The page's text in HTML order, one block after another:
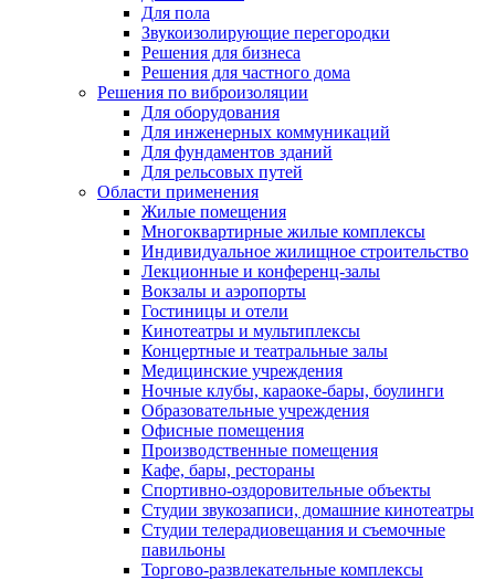
Для пола
Звукоизолирующие перегородки
Решения для бизнеса
Решения для частного дома
Решения по виброизоляции
Для оборудования
Для инженерных коммуникаций
Для фундаментов зданий
Для рельсовых путей
Области применения
Жилые помещения
Многоквартирные жилые комплексы
Индивидуальное жилищное строительство
Лекционные и конференц-залы
Вокзалы и аэропорты
Гостиницы и отели
Кинотеатры и мультиплексы
Концертные и театральные залы
Медицинские учреждения
Ночные клубы, караоке-бары, боулинги
Образовательные учреждения
Офисные помещения
Производственные помещения
Кафе, бары, рестораны
Спортивно-оздоровительные объекты
Студии звукозаписи, домашние кинотеатры
Студии телерадиовещания и съемочные
павильоны
Торгово-развлекательные комплексы